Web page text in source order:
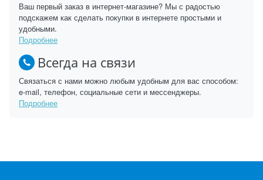
Ваш первый заказ в интернет-магазине? Мы с радостью
подскажем как сделать покупки в интернете простыми и
удобными.
Подробнее
Всегда на связи
Связаться с нами можно любым удобным для вас способом:
e-mail, телефон, социальные сети и мессенджеры.
Подробнее